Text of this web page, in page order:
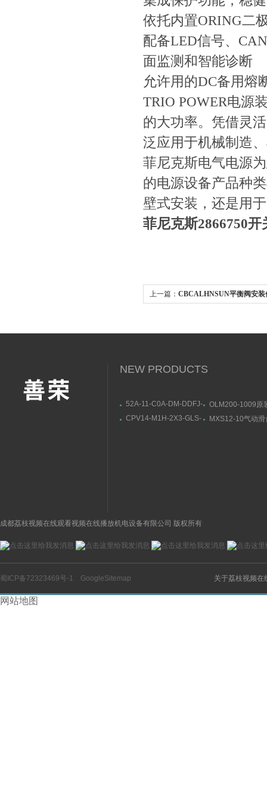
依托内置ORING二极
配备LED信号、
面监测和智能诊断
允许用的DC备用熔
TRIO POWER电源
的大功率。凭借灵
泛应用于机械制造
菲尼克斯电气电源
的电源设备产品种类
壁式安装，还是用于
菲尼克斯2866750
上一篇： CBCALHNSUN平衡阀安装
NEW PRODUCTS
52A-11-C0A-DM-DDFJ-
意图
OLM200-1009原
SICK线性测量传
CPV14-M1H-2X3-GLS-
MXS12-10气动滑
成都荔枝视频在线观看视频在线播放机电设备有限公司 版权所有
蜀ICP备72323469号-1 GoogleSitemap 关于荔枝视频在
网站地图